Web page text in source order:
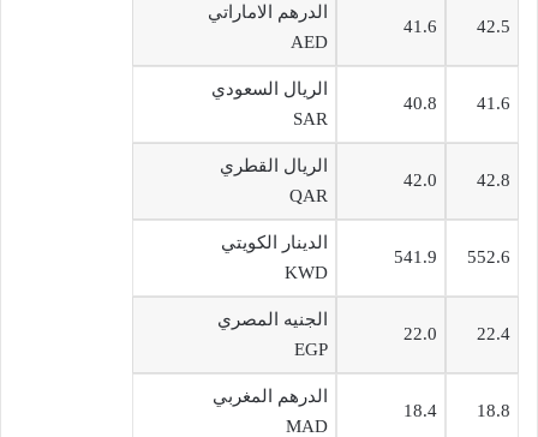
42.5
41.6
الدرهم الاماراتي
AED
41.6
40.8
الريال السعودي
SAR
42.8
42.0
الريال القطري
QAR
552.6
541.9
الدينار الكويتي
KWD
22.4
22.0
الجنيه المصري
EGP
18.8
18.4
الدرهم المغربي
MAD